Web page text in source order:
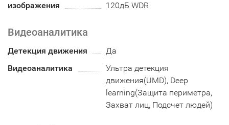
изображения
120дБ WDR
Видеоаналитика
Детекция движения
Да
Видеоаналитика
Ультра детекция
движения(UMD), Deep
learning(Защита периметра,
Захват лиц, Подсчет людей)